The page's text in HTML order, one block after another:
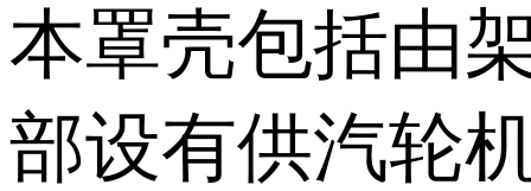
本罩壳包括由
部设有供汽轮